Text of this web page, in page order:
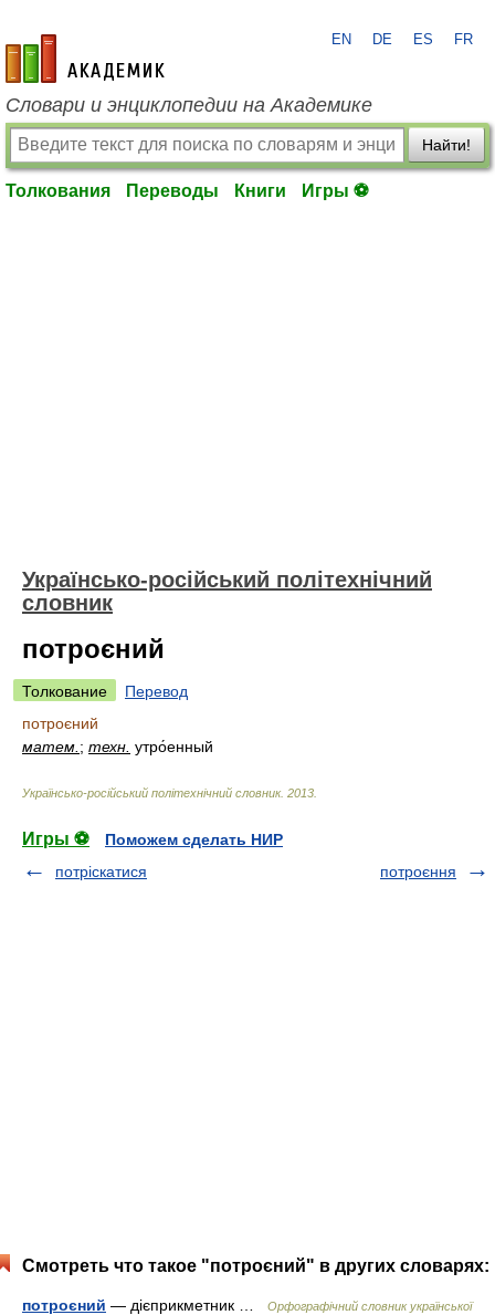
academic.ru
EN DE ES FR
Словари и энциклопедии на Академике
Найти!
Толкования Переводы Книги Игры ⚽
Українсько-російський політехнічний
словник
потроєний
Толкование
Перевод
потроєний
матем. ; техн. утро́енный
Українсько-російський політехнічний словник. 2013
Игры ⚽
Поможем сделать НИР
потріскатися
потроєння
Смотреть что такое "потроєний" в других словарях:
потроєний — дієприкметник …
Орфографічний словник української